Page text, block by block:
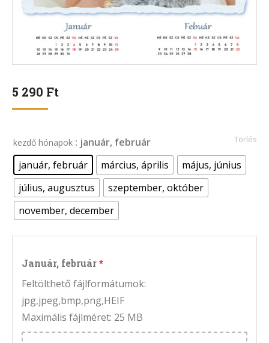
5 290 Ft
kezdő hónapok : január, február
január, február
március, április
május, június
július, augusztus
szeptember, október
november, december
Törlés
Január, február
Feltölthető fájlformátumok:
jpg,jpeg,bmp,png,HEIF
Maximális fájlméret: 25 MB